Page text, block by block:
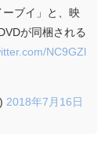
ブイ」と、映
が同梱される
NC9GZl
2018年7月16日